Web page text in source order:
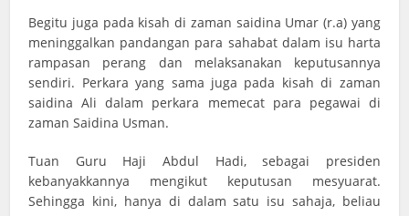
Begitu juga pada kisah di zaman saidina Umar (r.a) yang
meninggalkan pandangan para sahabat dalam isu harta
rampasan perang dan melaksanakan keputusannya
sendiri. Perkara yang sama juga pada kisah di zaman
saidina Ali dalam perkara memecat para pegawai di
zaman Saidina Usman.
Tuan Guru Haji Abdul Hadi, sebagai presiden
kebanyakkannya mengikut keputusan mesyuarat.
Sehingga kini, hanya di dalam satu isu sahaja, beliau